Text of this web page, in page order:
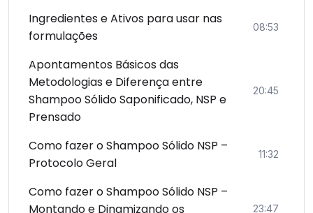
Ingredientes e Ativos para usar nas
formulações
08:53
Apontamentos Básicos das
Metodologias e Diferença entre
Shampoo Sólido Saponificado, NSP e
Prensado
20:45
Como fazer o Shampoo Sólido NSP –
Protocolo Geral
11:32
Como fazer o Shampoo Sólido NSP –
Montando e Dinamizando os
23:47